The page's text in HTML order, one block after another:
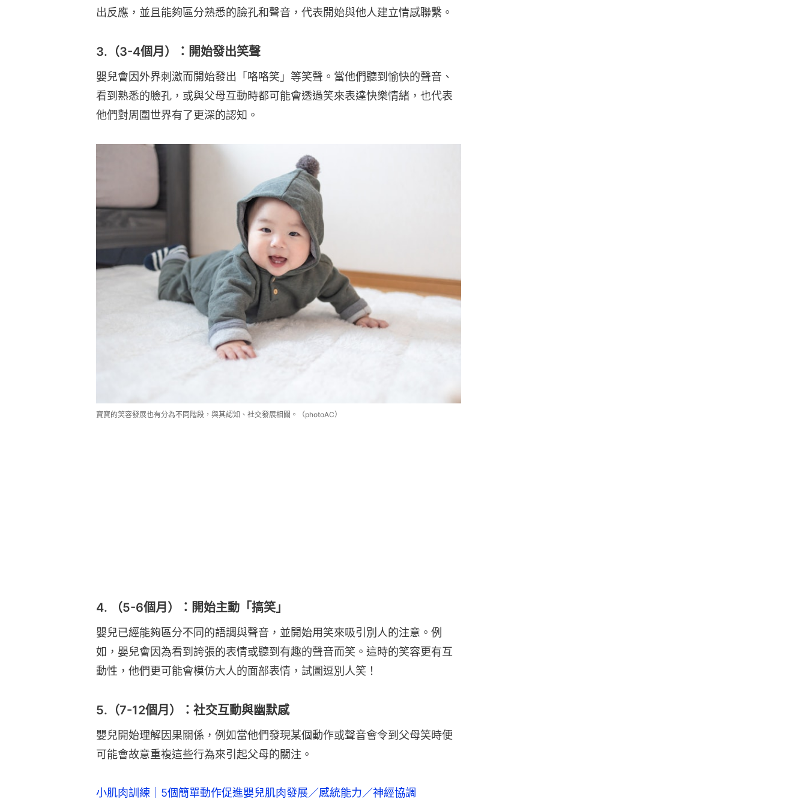
出反應，並且能夠區分熟悉的臉孔和聲音，代表開始與他人建立情感聯繫。
3.（3-4個月）：開始發出笑聲
嬰兒會因外界刺激而開始發出「咯咯笑」等笑聲。當他們聽到愉快的聲音、
看到熟悉的臉孔，或與父母互動時都可能會透過笑來表達快樂情緒，也代表
他們對周圍世界有了更深的認知。
寶寶的笑容發展也有分為不同階段，與其認知、社交發展相關。（photoAC）
4. （5-6個月）：開始主動「搞笑」
嬰兒已經能夠區分不同的語調與聲音，並開始用笑來吸引別人的注意。例
如，嬰兒會因為看到誇張的表情或聽到有趣的聲音而笑。這時的笑容更有互
動性，他們更可能會模仿大人的面部表情，試圖逗別人笑！
5.（7-12個月）：社交互動與幽默感
嬰兒開始理解因果關係，例如當他們發現某個動作或聲音會令到父母笑時便
可能會故意重複這些行為來引起父母的關注。
小肌肉訓練｜5個簡單動作促進嬰兒肌肉發展／感統能力／神經協調